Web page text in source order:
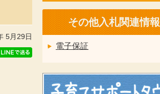
5月29日
その他入札関連情報
電子保証